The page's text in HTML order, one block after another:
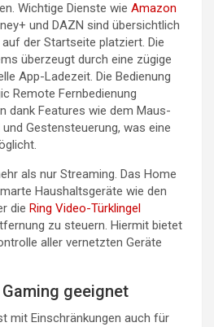
Wichtige Dienste wie Amazon
und DAZN sind übersichtlich
der Startseite platziert. Die
überzeugt durch eine zügige
App-Ladezeit. Die Bedienung
Remote Fernbedienung
dank Features wie dem Maus-
Gestensteuerung, was eine
als nur Streaming. Das Home
Haushaltsgeräte wie den
die Ring Video-Türklingel
zu steuern. Hiermit bietet
aller vernetzten Geräte
geeignet
mit Einschränkungen auch für